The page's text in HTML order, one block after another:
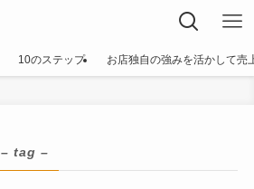
10のステップ お店独自の強みを活かして売
– tag –